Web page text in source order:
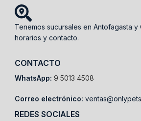
Tenemos sucursales en Antofagasta y
horarios y contacto.
CONTACTO
WhatsApp: 9 5013 4508
Correo electrónico:
REDES SOCIALES